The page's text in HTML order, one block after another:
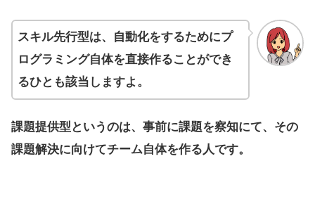
スキル先行型は、自動化をするためにプ
ログラミング自体を直接作ることができ
るひとも該当しますよ。
課題提供型というのは、事前に課題を察知にて、その
課題解決に向けてチーム自体を作る人です。